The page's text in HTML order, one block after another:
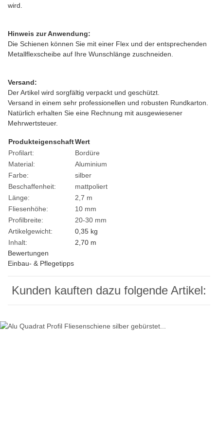
wird.
Hinweis zur Anwendung:
Die Schienen können Sie mit einer Flex und der entsprechenden
Metallflexscheibe auf Ihre Wunschlänge zuschneiden.
Versand:
Der Artikel wird sorgfältig verpackt und geschützt.
Versand in einem sehr professionellen und robusten Rundkarton.
Natürlich erhalten Sie eine Rechnung mit ausgewiesener
Mehrwertsteuer.
ProdukteigenschaftWert
Profilart:
Bordüre
Material:
Aluminium
Farbe:
silber
Beschaffenheit:
mattpoliert
Länge:
2,7 m
Fliesenhöhe:
10 mm
Profilbreite:
20-30 mm
Artikelgewicht:
0,35 kg
Inhalt:
2,70 m
Bewertungen
Einbau- & Pflegetipps
Kunden kauften dazu folgende Artikel: